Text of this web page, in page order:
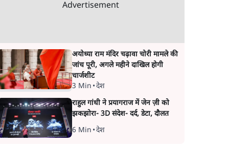
Advertisement
अयोध्या राम मंदिर चढ़ावा चोरी मामले की
जांच पूरी, अगले महीने दाखिल होगी
चार्जशीट
3 Min •देश
राहुल गांधी ने प्रयागराज में जेन ज़ी को
झकझोरा- 3D संदेश- दर्द, डेटा, दौलत
6 Min •देश